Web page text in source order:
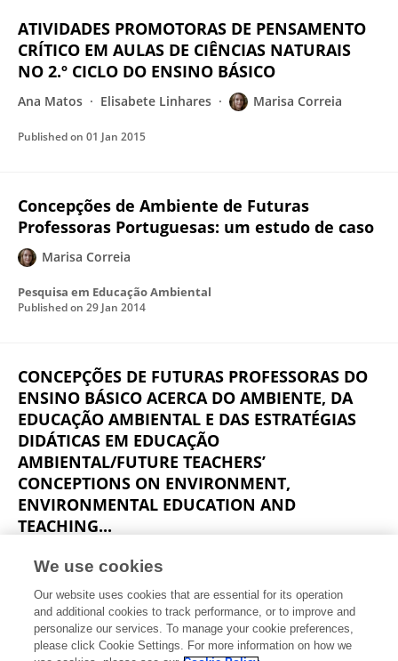
ATIVIDADES PROMOTORAS DE PENSAMENTO
CRÍTICO EM AULAS DE CIÊNCIAS NATURAIS
NO 2.º CICLO DO ENSINO BÁSICO
Ana Matos Elisabete Linhares Marisa Correia
Published on 01 Jan 2015
Concepções de Ambiente de Futuras
Professoras Portuguesas: um estudo de caso
Marisa Correia
Pesquisa em Educação Ambiental
Published on 29 Jan 2014
CONCEPÇÕES DE FUTURAS PROFESSORAS DO
ENSINO BÁSICO ACERCA DO AMBIENTE, DA
EDUCAÇÃO AMBIENTAL E DAS ESTRATÉGIAS
DIDÁTICAS EM EDUCAÇÃO
AMBIENTAL/FUTURE TEACHERS’
CONCEPTIONS ON ENVIRONMENT,
ENVIRONMENTAL EDUCATION AND
TEACHING...
Ensaio Pesquisa em Educação em Ciências
Published on23 Jan 2014
We use cookies
Our website uses cookies that are essential for its operation
and additional cookies to track performance, or to improve and
personalize our services. To manage your cookie preferences,
please click Cookie Settings. For more information on how we